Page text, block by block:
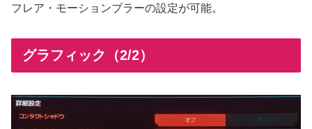
フレア・モーションブラーの設定が可能。
グラフィック（2/2）